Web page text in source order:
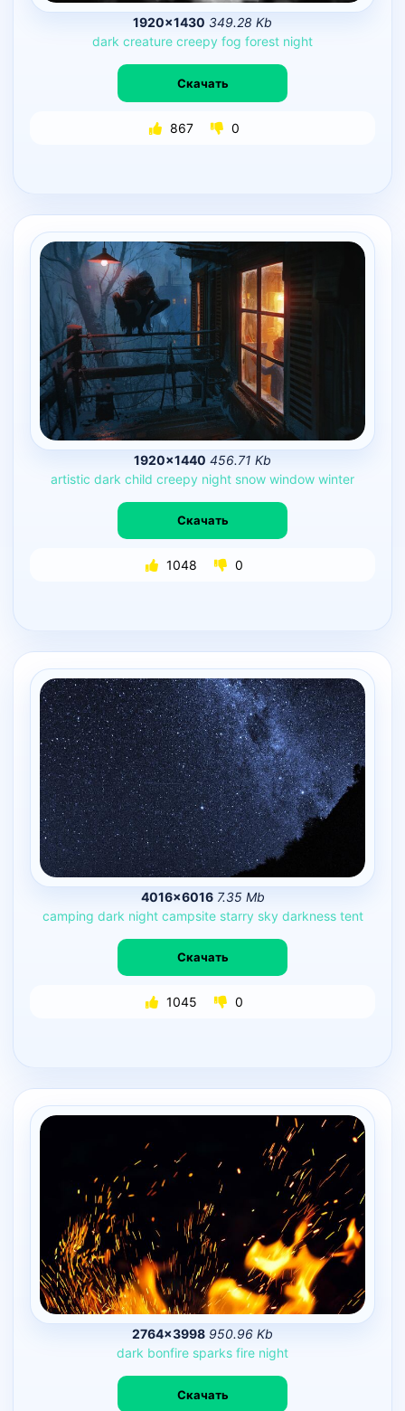
1920×1430 349.28 Kb
dark creature creepy fog forest night
Скачать
867 0
1920×1440 456.71 Kb
artistic dark child creepy night snow window winter
Скачать
1048 0
4016×6016 7.35 Mb
camping dark night campsite starry sky darkness tent
Скачать
1045 0
2764×3998 950.96 Kb
dark bonfire sparks fire night
Скачать